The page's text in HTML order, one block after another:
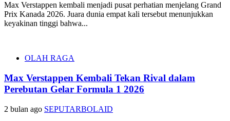
Max Verstappen kembali menjadi pusat perhatian menjelang Grand
Prix Kanada 2026. Juara dunia empat kali tersebut menunjukkan
keyakinan tinggi bahwa...
OLAH RAGA
Max Verstappen Kembali Tekan Rival dalam
Perebutan Gelar Formula 1 2026
2 bulan ago SEPUTARBOLAID